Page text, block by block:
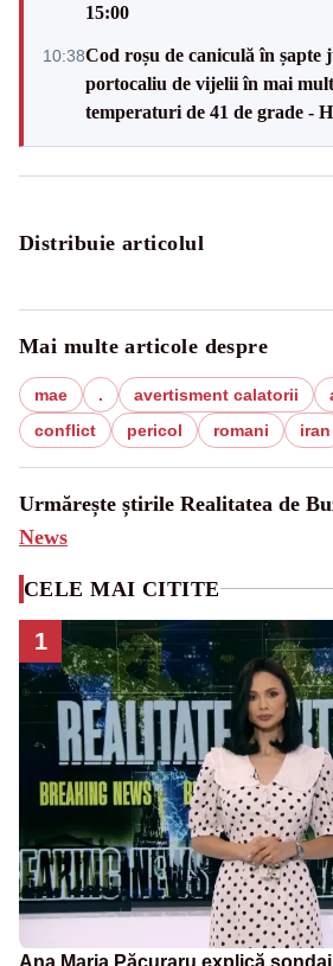
15:00
10:38Cod roșu de caniculă în șapte
portocaliu de vijelii în mai
temperaturi de 41 de grade -
Distribuie articolul
Mai multe articole despre
mae . avertisment calatorii
conflict
pericol romani iran
Urmărește știrile Realitatea de
News
CELE MAI CITITE
1
Ana Maria Păcuraru explică